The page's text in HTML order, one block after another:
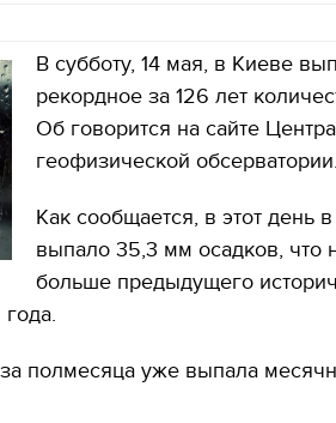
В субботу, 14 мая, в Киеве
рекордное за 126 лет
Об говорится на сайте
геофизической обсерватории.
Как сообщается, в этот день
выпало 35,3 мм осадков, что
больше предыдущего
полмесяца уже выпала